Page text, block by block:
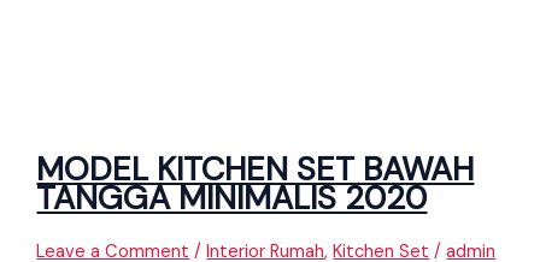
MODEL KITCHEN SET BAWAH
TANGGA MINIMALIS 2020
Leave a Comment /Interior Rumah,Kitchen Set /admin